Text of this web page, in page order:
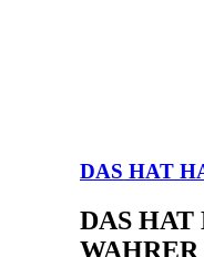
DAS HAT
DAS HAT